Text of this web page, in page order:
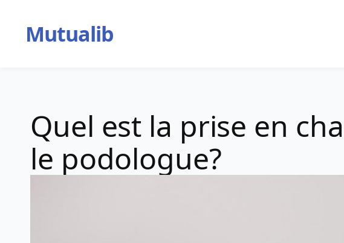
contenuMutualib
Quel est la prise en
le podologue?